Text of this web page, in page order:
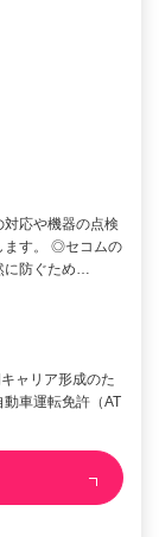
応や機器の点検
ます。 ◎セコムの
に防ぐため…
ャリア形成のた
車運転免許（AT